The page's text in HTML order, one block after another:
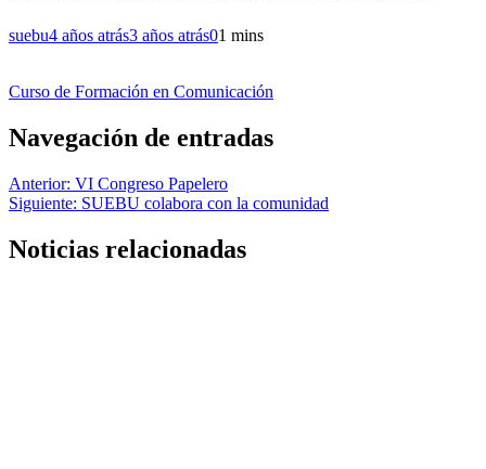
suebu4 años atrás3 años atrás01 mins
Curso de Formación en Comunicación
Navegación de entradas
Anterior: VI Congreso Papelero
Siguiente: SUEBU colabora con la comunidad
Noticias relacionadas